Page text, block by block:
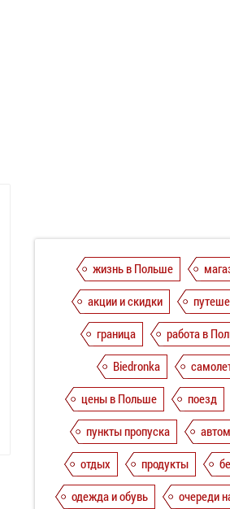
жизнь в Польше
акции и скидки
граница
работа в
Biedronka
цены в Польше
поезд
пункты пропуска
отдых
продукты
одежда и обувь
очереди